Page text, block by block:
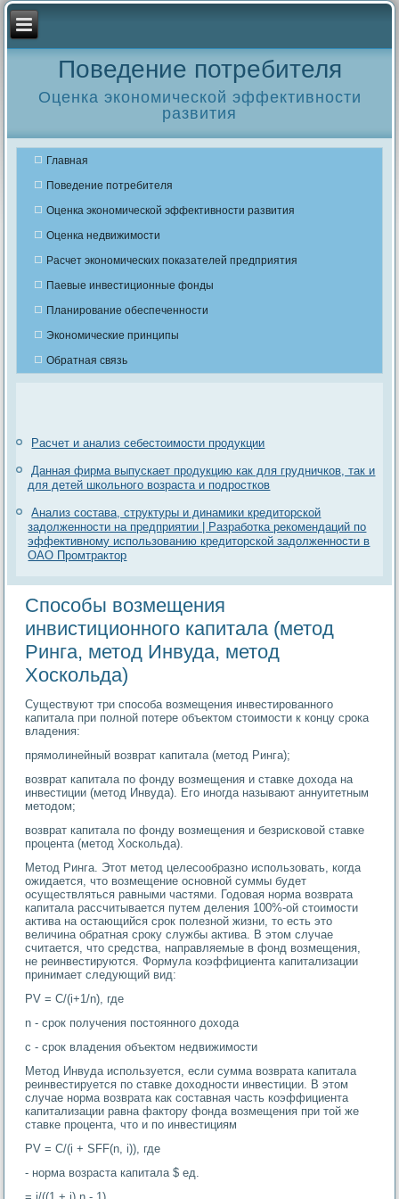
Поведение потребителя
Оценка экономической эффективности
развития
Главная
Поведение потребителя
Оценка экономической эффективности развития
Оценка недвижимости
Расчет экономических показателей предприятия
Паевые инвестиционные фонды
Планирование обеспеченности
Экономические принципы
Обратная связь
Расчет и анализ себестоимости продукции
Данная фирма выпускает продукцию как для грудничков, так и
для детей школьного возраста и подростков
Анализ состава, структуры и динамики кредиторской
задолженности на предприятии | Разработка рекомендаций по
эффективному использованию кредиторской задолженности в
ОАО Промтрактор
Способы возмещения
инвистиционного капитала (метод
Ринга, метод Инвуда, метод
Хоскольда)
Существуют три способа возмещения инвестированного
капитала при полной потере объектом стоимости к концу срока
владения:
прямолинейный возврат капитала (метод Ринга);
возврат капитала по фонду возмещения и ставке дохода на
инвестиции (метод Инвуда). Его иногда называют аннуитетным
методом;
возврат капитала по фонду возмещения и безрисковой ставке
процента (метод Хоскольда).
Метод Ринга. Этот метод целесообразно использовать, когда
ожидается, что возмещение основной суммы будет
осуществляться равными частями. Годовая норма возврата
капитала рассчитывается путем деления 100%-ой стоимости
актива на остающийся срок полезной жизни, то есть это
величина обратная сроку службы актива. В этом случае
считается, что средства, направляемые в фонд возмещения,
не реинвестируются. Формула коэффициента капитализации
принимает следующий вид:
PV = C/(i+1/n), где
n - срок получения постоянного дохода
с - срок владения объектом недвижимости
Метод Инвуда используется, если сумма возврата капитала
реинвестируется по ставке доходности инвестиции. В этом
случае норма возврата как составная часть коэффициента
капитализации равна фактору фонда возмещения при той же
ставке процента, что и по инвестициям
PV = С/(i + SFF(n, i)), где
- норма возраста капитала $ ед.